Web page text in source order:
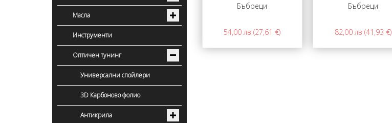
Масла
Инструменти
Оптичен тунинг
Универсални спойлери
3D Карбоново фолио
Антикрила
Бъбреци
54,00 лв (27,61 €)
Бъбреци
82,00 лв (41,93 €)